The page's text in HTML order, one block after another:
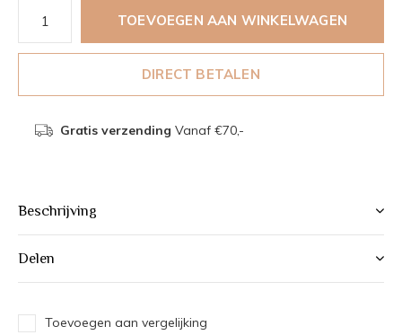
TOEVOEGEN AAN WINKELWAGEN
DIRECT BETALEN
Gratis verzending Vanaf €70,-
Beschrijving
Delen
Toevoegen aan vergelijking